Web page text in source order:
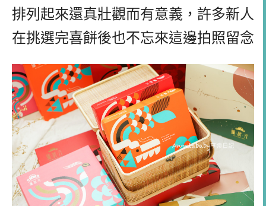
排列起來還真壯觀而有意義，許多新人
在挑選完喜餅後也不忘來這邊拍照留念